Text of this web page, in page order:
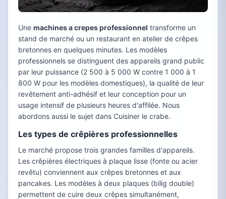
Une machines a crepes professionnel transforme un
stand de marché ou un restaurant en atelier de crêpes
bretonnes en quelques minutes. Les modèles
professionnels se distinguent des appareils grand public
par leur puissance (2 500 à 5 000 W contre 1 000 à 1
800 W pour les modèles domestiques), la qualité de leur
revêtement anti-adhésif et leur conception pour un
usage intensif de plusieurs heures d'affilée. Nous
abordons aussi le sujet dans Cuisiner le crabe.
Les types de crêpières professionnelles
Le marché propose trois grandes familles d'appareils.
Les crêpières électriques à plaque lisse (fonte ou acier
revêtu) conviennent aux crêpes bretonnes et aux
pancakes. Les modèles à deux plaques (bilig double)
permettent de cuire deux crêpes simultanément,